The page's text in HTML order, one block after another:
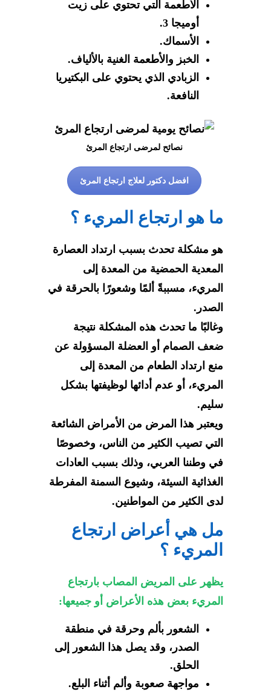
الأطعمة التي تحتوي على زيت
أوميجا 3.
الأسماك.
الخبز والأطعمة الغنية بالألياف.
الزبادي الذي يحتوي على البكتيريا
النافعة.
نصائح لمرضى ارتجاع المرئ
افضل دكتور لعلاج ارتجاع المرئ
ما هو ارتجاع المريء ؟
هو مشكلة تحدث بسبب ارتداد العصارة
المعدية الحمضية من المعدة إلى
المريء، مسببةً ألمًا وشعورًا بالحرقة في
الصدر.
وغالبًا ما تحدث هذه المشكلة نتيجة
ضعف الصمام أو العضلة المسؤولة عن
منع ارتداد الطعام من المعدة إلى
المريء، أو عدم أدائها لوظيفتها بشكل
سليم.
ويعتبر هذا المرض من الأمراض الشائعة
التي تصيب الكثير من الناس، وخصوصًا
في وطننا العربي، وذلك بسبب العادات
الغذائية السيئة، وشيوع السمنة المفرطة
لدى الكثير من المواطنين.
مل هي أعراض ارتجاع
المريء ؟
يظهر على المريض المصاب بارتجاع
المريء بعض هذه الأعراض أو جميعها:
الشعور بألم وحرقة في منطقة
الصدر، وقد يصل هذا الشعور إلى
الحلق.
مواجهة صعوبة وألم أثناء البلع.